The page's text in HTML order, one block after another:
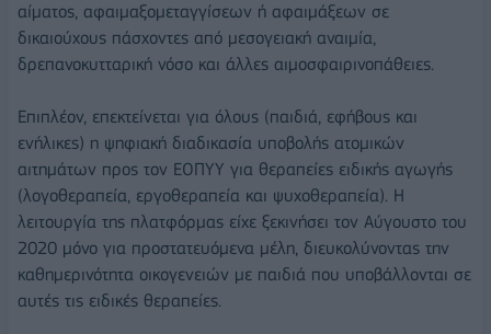
αίματος, αφαιμαξομεταγγίσεων ή αφαιμάξεων σε
δικαιούχους πάσχοντες από μεσογειακή αναιμία,
δρεπανοκυτταρική νόσο και άλλες αιμοσφαιρινοπάθειες.
Επιπλέον, επεκτείνεται για όλους (παιδιά, εφήβους και
ενήλικες) η ψηφιακή διαδικασία υποβολής ατομικών
αιτημάτων προς τον ΕΟΠΥΥ για θεραπείες ειδικής αγωγής
(λογοθεραπεία, εργοθεραπεία και ψυχοθεραπεία). Η
λειτουργία της πλατφόρμας είχε ξεκινήσει τον Αύγουστο του
2020 μόνο για προστατευόμενα μέλη, διευκολύνοντας την
καθημερινότητα οικογενειών με παιδιά που υποβάλλονται σε
αυτές τις ειδικές θεραπείες.